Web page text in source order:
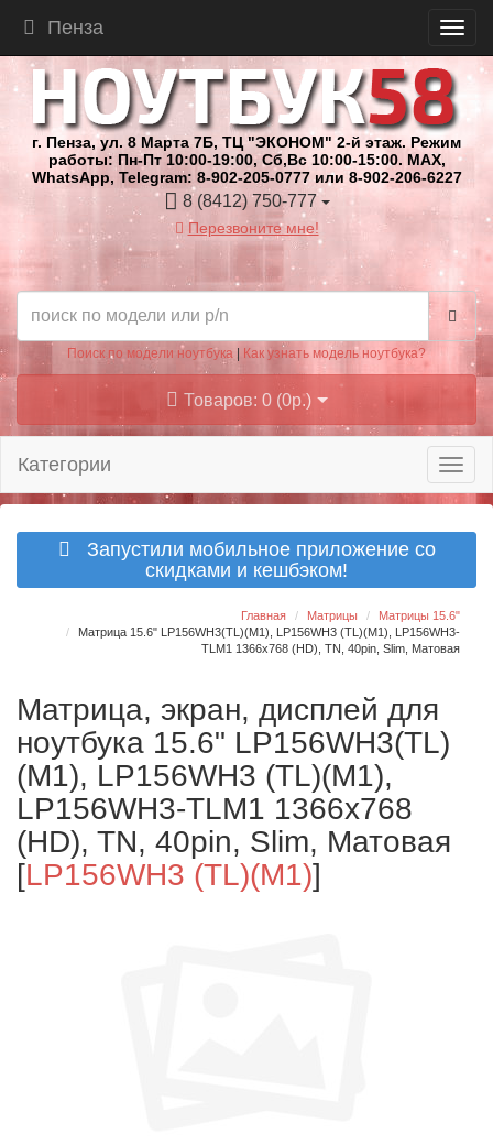
Пенза
г. Пенза, ул. 8 Марта 7Б, ТЦ "ЭКОНОМ" 2-й этаж. Режим
работы: Пн-Пт 10:00-19:00, Сб,Вс 10:00-15:00. MAX,
WhatsApp, Telegram: 8-902-205-0777 или 8-902-206-6227
8 (8412) 750-777
Перезвоните мне!
Поиск по модели ноутбука Как узнать модель ноутбука?
Товаров: 0 (0р.)
Категории
Запустили мобильное приложение со
скидками и кешбэком!
Главная Матрицы
Матрицы 15.6"
Матрица 15.6" LP156WH3(TL)(M1), LP156WH3 (TL)(M1), LP156WH3-
TLM1 1366x768 (HD), TN, 40pin, Slim, Матовая
Матрица, экран, дисплей для
ноутбука 15.6" LP156WH3(TL)
(M1), LP156WH3 (TL)(M1),
LP156WH3-TLM1 1366x768
(HD), TN, 40pin, Slim, Матовая
[LP156WH3 (TL)(M1)]